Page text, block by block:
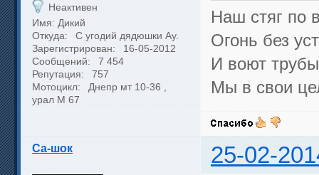
Неактивен
Имя: Дикий
Откуда:
С угодий дядюшки Ау.
Зарегистрирован:
16-05-2012
Сообщений:
7 454
Репутация:
757
Мотоцикл:
Днепр мт 10-36 ,
урал М 67
Наш стяг по
Огонь без
И воют
Мы в свои
Са-шок 25-02-